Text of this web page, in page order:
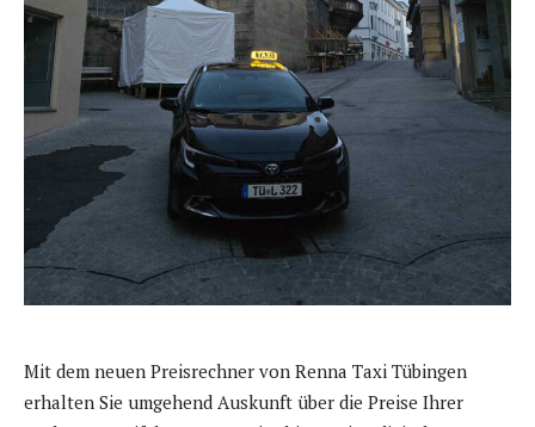
Mit dem neuen Preisrechner von Renna Taxi Tübingen
erhalten Sie umgehend Auskunft über die Preise Ihrer